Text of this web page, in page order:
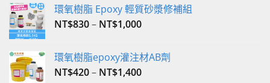
環氧樹脂 Epoxy 輕質砂漿修補組
NT$830– NT$1,000
環氧樹脂epoxy灌注材AB劑
NT$420– NT$1,400